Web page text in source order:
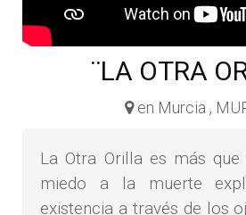
¨LA OTRA
en Murcia ,
La Otra Orilla es más que
miedo a la muerte
existencia a través de los